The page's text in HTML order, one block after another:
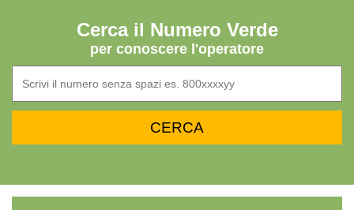
Cerca il Numero Verde
per conoscere l'operatore